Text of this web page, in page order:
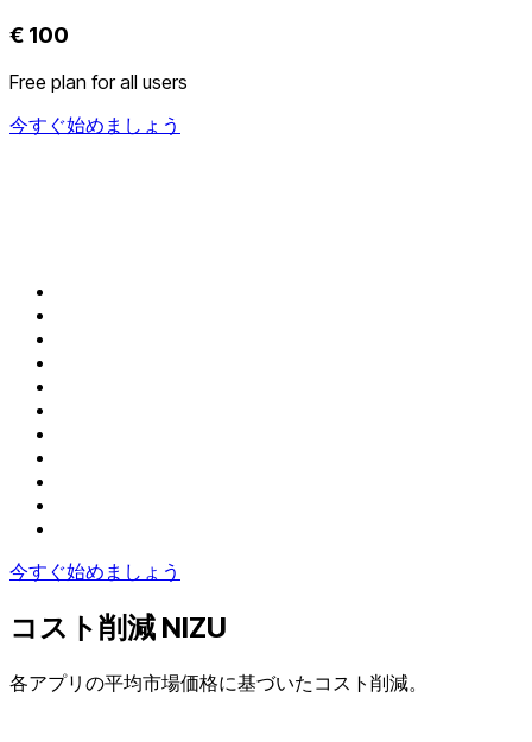
€ 100
Free plan for all users
今すぐ始めましょう
今すぐ始めましょう
コスト削減 NIZU
各アプリの平均市場価格に基づいたコスト削減。